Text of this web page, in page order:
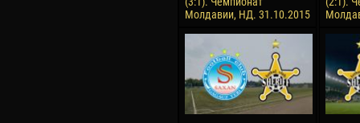
Молдавии, НД. 31.10.2015